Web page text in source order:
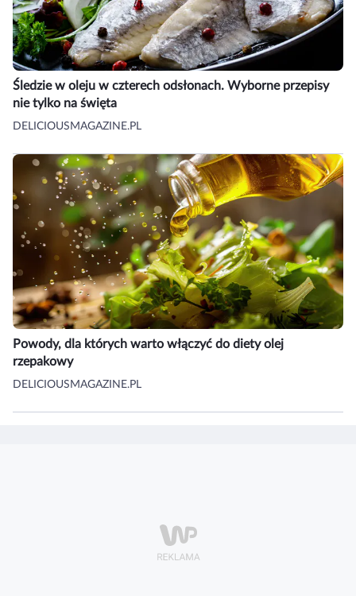
Śledzie w oleju w czterech odsłonach. Wyborne przepisy
nie tylko na święta
DELICIOUSMAGAZINE.PL
Powody, dla których warto włączyć do diety olej
rzepakowy
DELICIOUSMAGAZINE.PL